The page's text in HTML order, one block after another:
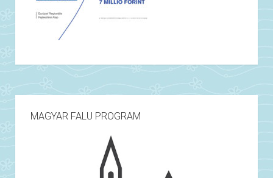
MAGYAR FALU PROGRAM